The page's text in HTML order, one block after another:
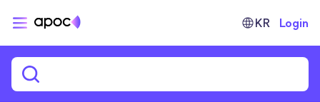
KR Login